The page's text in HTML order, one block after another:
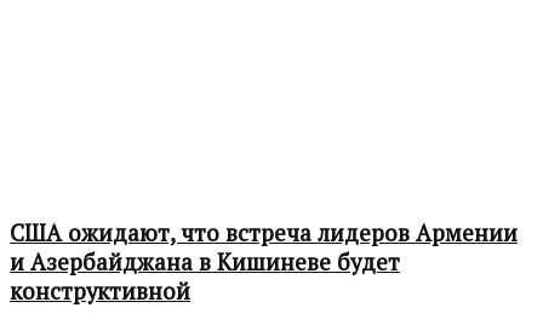
США ожидают, что встреча лидеров Армении
и Азербайджана в Кишиневе будет
конструктивной